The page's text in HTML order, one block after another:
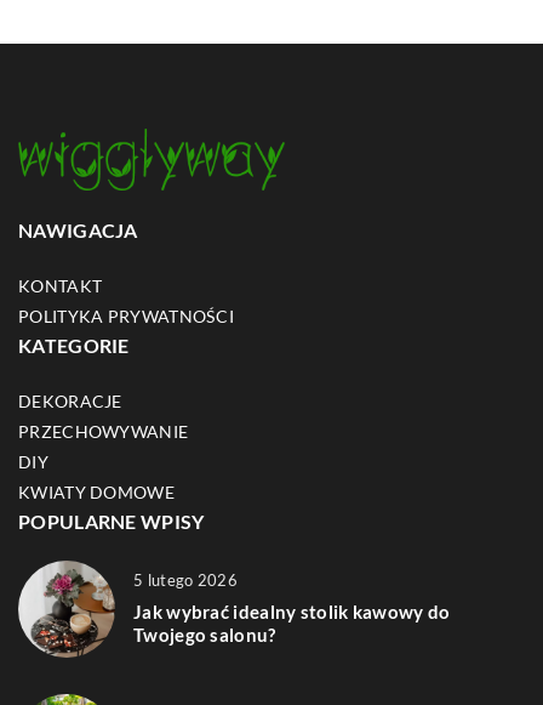
NAWIGACJA
KONTAKT
POLITYKA PRYWATNOŚCI
KATEGORIE
DEKORACJE
PRZECHOWYWANIE
DIY
KWIATY DOMOWE
POPULARNE WPISY
5 lutego 2026
Jak wybrać idealny stolik kawowy do
Twojego salonu?